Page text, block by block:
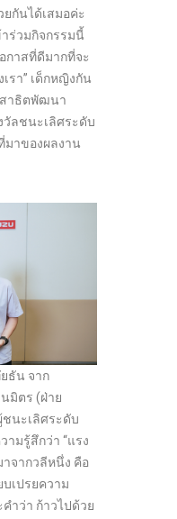
กันได้เสมอค่ะ
ร่วมกิจกรรมนี้
กาสที่ดีมากที่จะ
รา” เด็กหญิงกัน
สาธิตพัฒนา
วัลชนะเลิศระดับ
าของผลงาน
ธัน จาก
มิตร (ฝ่าย
นะเลิศระดับ
ามรู้สึกว่า “แรง
จากวลีหนึ่ง คือ
บเปรยความ
ำว่า ก้าวไปด้วย